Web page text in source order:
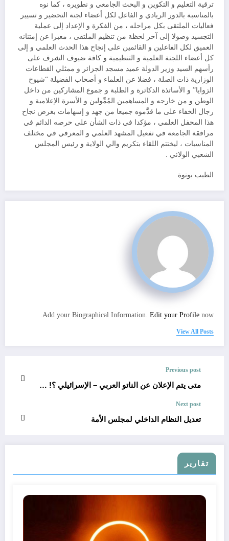
ترقية التعليم و التكوين و البحث الجامعي و نطويره ، كما نوه
بالمناسبة بالدور الريادي و الفاعل لكل أعضاء لجنة التحضير و تسيير
فعاليات الملتقى بكل مراحله ، من الفكرة و الإعداد إلى عملية
التجسيد وصولا إلى آخر لحظة من تنظيم الملتقى ، معبرا عن إمتنانه
العميق لكل الفاعلين و القائمين على إنجاح هذا الحدث العلمي و إلى
كل أعضاء اللجنة العلمية و التنظيمية و كافة ضيوف الشرف على
رأسهم السيد وزير الدولة عميد مسجد الجزائر و ممثلي القطاعات
الوزارية ذات الصلة ، فضلا عن العلماء و أصحاب الفضيلة “شيوخ
الزوايا” و الأساتذة الدكاترة و الطلبة و جموع المشاركين من داخل
الوطن و من خارجه و المساهمين المُمِّولين و الأسرة الإعلامية و
رجال الخفاء على ما قدَّموه جميعا من جهد و إسهامات بغرض نجاح
هذا المحفل العلمي ، مؤكدا في ذات الشأن على حرصه الدائم في
مرافقة الجامعة في تفعيل المشهد العلمي و المعرفي في مختلف
المناسبات ، ليختتم اللقاء بتكريم والي الولاية و رئيس المجلس
الشعبي الولائي .
الطيب بونوة
Add your Biographical Information. Edit your Profile now.
View All Posts
Previous post
متى يتم الإعلان عن الناتو العربي – الإسرائيلي ؟! …
Next post
تعديل النظام الداخلي لمجلس الأمة
تقارير